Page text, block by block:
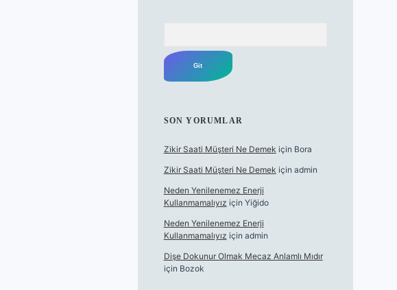
SON YORUMLAR
Zikir Saati Müşteri Ne Demek için Bora
Zikir Saati Müşteri Ne Demek için admin
Neden Yenilenemez Enerji
Kullanmamalıyız için Yiğido
Neden Yenilenemez Enerji
Kullanmamalıyız için admin
Dişe Dokunur Olmak Mecaz Anlamlı Mıdır
için Bozok